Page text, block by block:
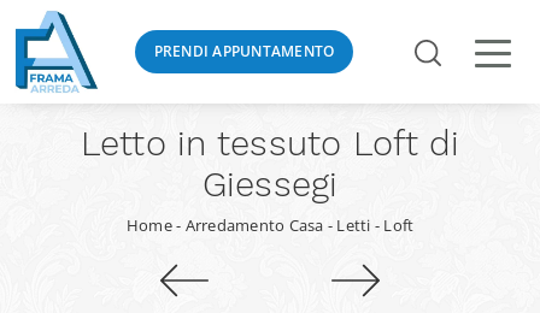
PRENDI APPUNTAMENTO
Letto in tessuto Loft di
Giessegi
Home- Arredamento Casa - Letti - Loft